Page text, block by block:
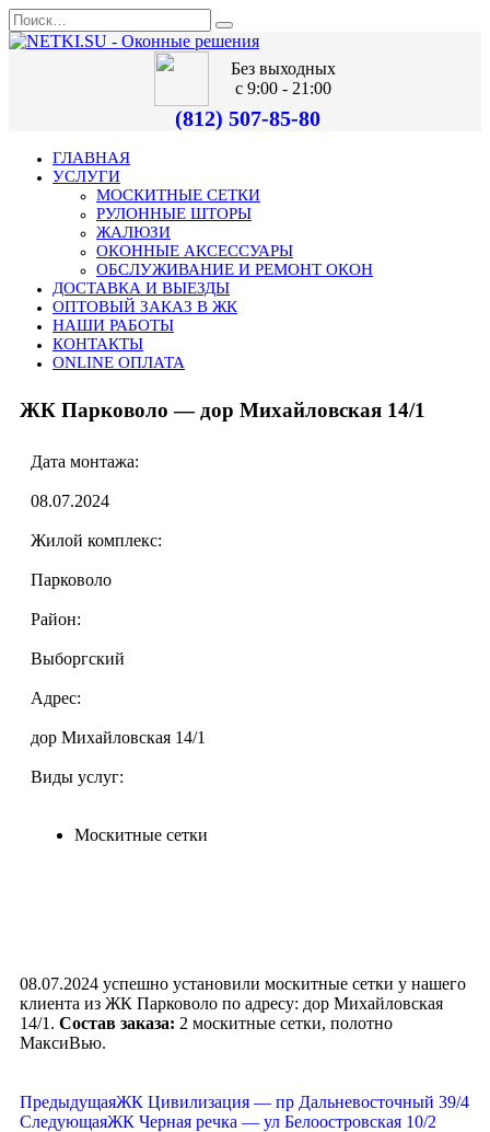
Без выходных
с 9:00 - 21:00
(812) 507-85-80
ГЛАВНАЯ
УСЛУГИ
МОСКИТНЫЕ СЕТКИ
РУЛОННЫЕ ШТОРЫ
ЖАЛЮЗИ
ОКОННЫЕ АКСЕССУАРЫ
ОБСЛУЖИВАНИЕ И РЕМОНТ ОКОН
ДОСТАВКА И ВЫЕЗДЫ
ОПТОВЫЙ ЗАКАЗ В ЖК
НАШИ РАБОТЫ
КОНТАКТЫ
ONLINE ОПЛАТА
ЖК Парковоло — дор Михайловская 14/1
Дата монтажа:
08.07.2024
Жилой комплекс:
Парковоло
Район:
Выборгский
Адрес:
дор Михайловская 14/1
Виды услуг:
Москитные сетки
08.07.2024 успешно установили москитные сетки у нашего
клиента из ЖК Парковоло по адресу: дор Михайловская
14/1. Состав заказа: 2 москитные сетки, полотно
МаксиВью.
ПредыдущаяЖК Цивилизация — пр Дальневосточный 39/4
СледующаяЖК Черная речка — ул Белоостровская 10/2